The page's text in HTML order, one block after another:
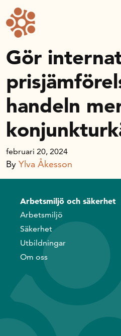
Forskning och utveckling
Kompetens och omställning
Handelns ekonomiska råd
Kalender
Handelsrådet Play
Om oss
Handelsfakta.se
In English
Gör
handeln
februari 20, 2024
By Ylva Åkesson
Arbetsmiljö och säkerhet
Arbetsmiljö
Säkerhet
Utbildningar
Om oss